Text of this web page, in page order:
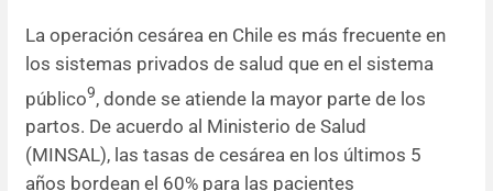
La operación cesárea en Chile es más frecuente en
los sistemas privados de salud que en el sistema
público9, donde se atiende la mayor parte de los
partos. De acuerdo al Ministerio de Salud
(MINSAL), las tasas de cesárea en los últimos 5
años bordean el 60% para las pacientes